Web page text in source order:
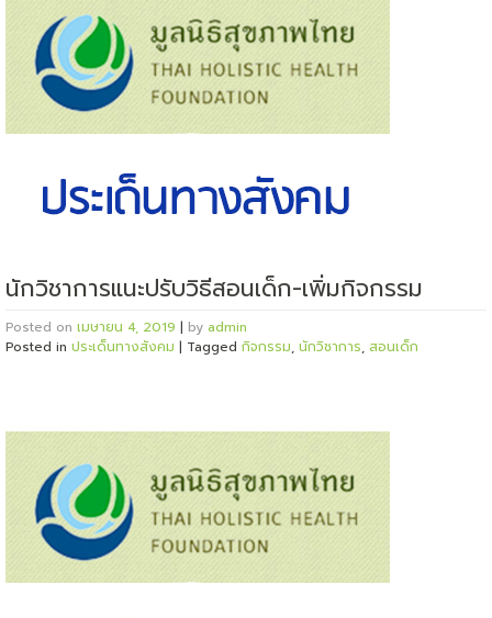
นักวิชาการแนะปรับวิธีสอนเด็ก-เพิ่มกิจกรรม
Posted on เมษายน 4, 2019 | by admin
Posted in ประเด็นทางสังคม | Tagged กิจกรรม, นักวิชาการ, สอนเด็ก